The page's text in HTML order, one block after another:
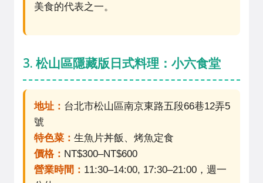
美食的代表之一。
3. 松山區隱藏版日式料理：小六食堂
地址： 台北市松山區南京東路五段66巷12弄5
號
特色菜： 生魚片丼飯、烤魚定食
價格： NT$300–NT$600
營業時間： 11:30–14:00, 17:30–21:00，週一